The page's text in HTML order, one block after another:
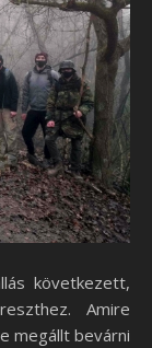
következett,
Amire
megállt bevárni